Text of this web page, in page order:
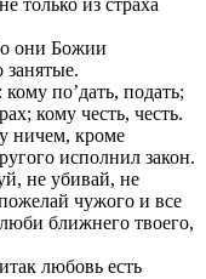
они Божии
по’дать, подать;
кому честь, честь.
ничем, кроме
исполнил закон.
не убивай, не
чужого и все
ближнего твоего,
любовь есть